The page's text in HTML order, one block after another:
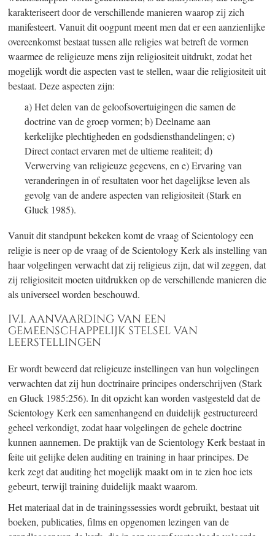
karakteriseert door de verschillende manieren waarop zij zich
manifesteert. Vanuit dit oogpunt meent men dat er een aanzienlijke
overeenkomst bestaat tussen alle religies wat betreft de vormen
waarmee de religieuze mens zijn religiositeit uitdrukt, zodat het
mogelijk wordt die aspecten vast te stellen, waar die religiositeit uit
bestaat. Deze aspecten zijn:
a) Het delen van de geloofsovertuigingen die samen de
doctrine van de groep vormen; b) Deelname aan
kerkelijke plechtigheden en godsdiensthandelingen; c)
Direct contact ervaren met de ultieme realiteit; d)
Verwerving van religieuze gegevens, en e) Ervaring van
veranderingen in of resultaten voor het dagelijkse leven als
gevolg van de andere aspecten van religiositeit (Stark en
Gluck 1985).
Vanuit dit standpunt bekeken komt de vraag of Scientology een
religie is neer op de vraag of de Scientology Kerk als instelling van
haar volgelingen verwacht dat zij religieus zijn, dat wil zeggen, dat
zij religiositeit moeten uitdrukken op de verschillende manieren die
als universeel worden beschouwd.
IV.I. AANVAARDING VAN EEN
GEMEENSCHAPPELIJK STELSEL VAN
LEERSTELLINGEN
Er wordt beweerd dat religieuze instellingen van hun volgelingen
verwachten dat zij hun doctrinaire principes onderschrijven (Stark
en Gluck 1985:256). In dit opzicht kan worden vastgesteld dat de
Scientology Kerk een samenhangend en duidelijk gestructureerd
geheel verkondigt, zodat haar volgelingen de gehele doctrine
kunnen aannemen. De praktijk van de Scientology Kerk bestaat in
feite uit gelijke delen auditing en training in haar principes. De
kerk zegt dat auditing het mogelijk maakt om in te zien hoe iets
gebeurt, terwijl training duidelijk maakt waarom.
Het materiaal dat in de trainingssessies wordt gebruikt, bestaat uit
boeken, publicaties, films en opgenomen lezingen van de